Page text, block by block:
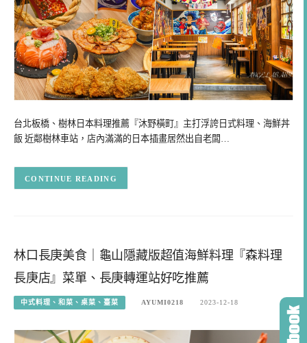
台北板橋、樹林日本料理推薦『沐野橫町』主打浮誇日式料理、海鮮丼
飯 近鄰樹林車站，店內滿滿的日本插畫居然出自老闆…
CONTINUE READING
林口長庚美食｜龜山隱藏版超值海鮮料理『森料理
長庚店』菜單、長庚轉運站好吃推薦
中式料理、和菜、桌菜、臺菜 AYUMI0218 2023-12-18